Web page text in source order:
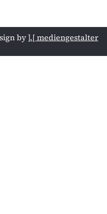
by].[ mediengestalter